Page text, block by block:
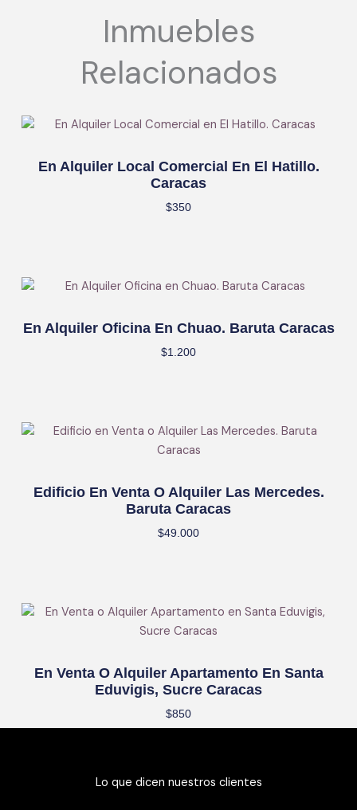
Inmuebles
Relacionados
En Alquiler Local Comercial En El Hatillo.
Caracas
$350
En Alquiler Oficina En Chuao. Baruta Caracas
$1.200
Edificio En Venta O Alquiler Las Mercedes.
Baruta Caracas
$49.000
En Venta O Alquiler Apartamento En Santa
Eduvigis, Sucre Caracas
$850
Lo que dicen nuestros clientes